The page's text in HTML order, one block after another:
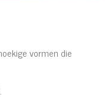
vormen die
.